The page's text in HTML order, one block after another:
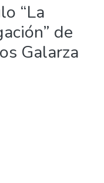
“La
de
Galarza